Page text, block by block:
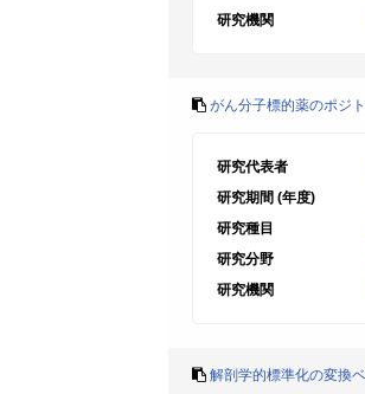
研究機関
がん分子標的薬のポジ
研究代表者
研究期間 (年度)
研究種目
研究分野
研究機関
解剖学的標準化の変換